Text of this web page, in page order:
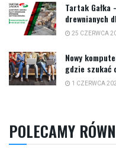
Tartak Gałka
drewnianych
25 CZERWCA
Nowy
gdzie szukać
1 CZERWCA
POLECAMY